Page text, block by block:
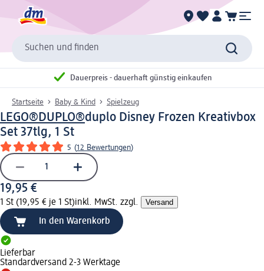
Suchen und finden
Dauerpreis - dauerhaft günstig einkaufen
Startseite Baby & Kind Spielzeug
LEGO®DUPLO®duplo Disney Frozen Kreativbox
Set 37tlg, 1 St
5 (12 Bewertungen)
19,95 €
1 St (19,95 € je 1 St)inkl. MwSt. zzgl. Versand
In den Warenkorb
Lieferbar
Standardversand 2-3 Werktage